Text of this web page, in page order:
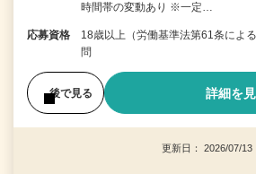
時間帯の変動あり ※一定…
応募資格
18歳以上（労働基準法第61条によ
問
後で見る 詳細を
更新日： 2026/07/